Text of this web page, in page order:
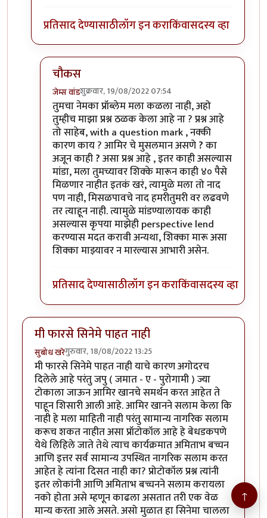
प्रतिसाद देण्यासाठीलॉग इन कराकिंवासदस्य व्हा
चौकस
जेम्स वांडशुक्रवार, 19/08/2022 07:54
In reply toआमिरचे मुसलमान असणे ? का अजून
तुमचा नेमका प्रॉब्लेम मला कळला नाही, अहो
तुम्हीच माझा प्रश्न ठळक केला आहे ना ? प्रश्न आहे
तो साहेब, with a question mark , नक्की
कारण काय ? आमिर चे मुसलमान असणे?का
अजून काही?असा प्रश्न आहे , इतर काही असल्यास
मांडा, मला तुमच्यावर शिक्के मारून काही ४० पैसे
मिळणार नाहीत इतकं खरं, त्यामुळे मला तो नाद
पण नाही, मिसळपावचे नाद हमरीतुमरी वर लढवणे
तर त्याहून नाही. त्यामुळे मांडण्यालायक काही
असल्यास कृपया माझेही perspective lend
करण्यास मदत करावी अन्यथा, शिक्का मारू असा
शिक्का माझ्यावर न मारल्यास आभारी असेन.
प्रतिसाद देण्यासाठीलॉग इन कराकिंवासदस्य व्हा
मी फारसे सिनेमे पाहत नाही
सुबोध खरेगुरुवार, 18/08/2022 13:25
मी फारसे सिनेमे पाहत नाही याचे कारण अगोदरच
दिलेले आहे परंतु जपु ( जमात - ए - पुरोगामी ) ज्या
टोकाला जाऊन आमिर खानचे समर्थन करत आहेत ते
पाहून शिसारी आली आहे. आमिर खानने सलाम केला कि
नाही हे मला माहिती नाही परंतु सामान्य नागरिक सलाम
करूच शकत नाहीत असा प्रॉटोकॉल आहे हे बेधडकपणे
येथे लिहिले जाते तेथे त्याच कार्यक्रमात अमिताभ बच्चन
आणि इत्तर सर्व सामान्य उपस्थित नागरिक सलाम करत
आहेत हे त्यांना दिसत नाही का? प्रोटोकॉल प्रश्न त्यांनी
इतर लोकांनी आणि अमिताभ बच्चनने सलाम करायला
नको होता असे म्हणून काढला असतात तरी एक वेळ
मान्य करता आले असते. असो मुळात हा सिनेमा चालला
↑